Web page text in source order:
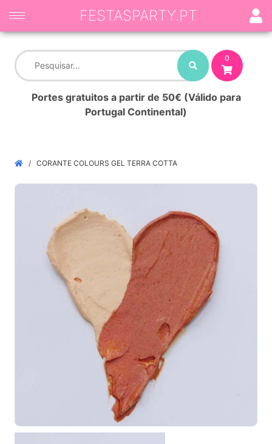
0
Portes gratuitos a partir de 50€ (Válido para
Portugal Continental)
FESTASPARTY.PT
CORANTE COLOURS GEL TERRA COTTA